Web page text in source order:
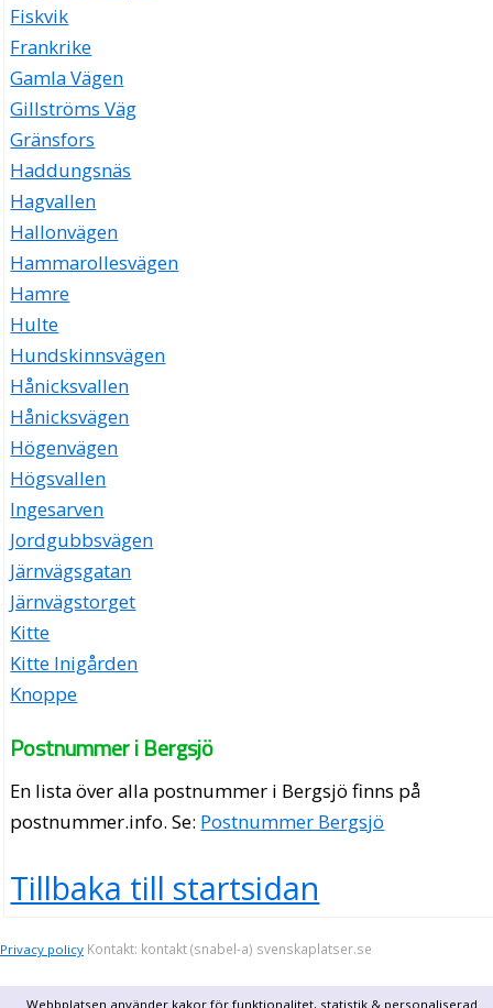
Webbplatsen använder kakor för funktionalitet, statistik & personaliserad
Fiskvik
Frankrike
Gamla Vägen
Gillströms Väg
Gränsfors
Haddungsnäs
Hagvallen
Hallonvägen
Hammarollesvägen
Hamre
Hulte
Hundskinnsvägen
Hånicksvallen
Hånicksvägen
Högenvägen
Högsvallen
Ingesarven
Jordgubbsvägen
Järnvägsgatan
Järnvägstorget
Kitte
Kitte Inigården
Knoppe
Postnummer i Bergsjö
En lista över alla postnummer i Bergsjö finns på
postnummer.info. Se: Postnummer Bergsjö
Tillbaka till startsidan
Privacy policy Kontakt: kontakt (snabel-a) svenskaplatser.se